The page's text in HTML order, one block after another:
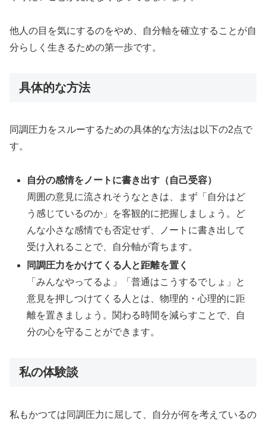
他人の目を気にするのをやめ、自分軸を確立することが自
分らしく生きるための第一歩です。
具体的な方法
同調圧力をスルーするための具体的な方法は以下の2点で
す。
自分の感情をノートに書き出す（自己受容）
周囲の意見に流されそうなときは、まず「自分はど
う感じているのか」を客観的に把握しましょう。ど
んな小さな感情でも否定せず、ノートに書き出して
受け入れることで、自分軸が育ちます。
同調圧力をかけてくる人と距離を置く
「みんなやってるよ」「普通はこうするでしょ」と
意見を押しつけてくる人とは、物理的・心理的に距
離を置きましょう。関わる時間を減らすことで、自
分の心を守ることができます。
私の体験談
私もかつては同調圧力に屈して、自分が何を考えているの